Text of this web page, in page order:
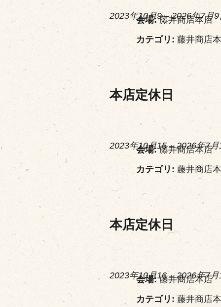
2023年10月9–2026年7月9
会場: 藤井商店本店
カテゴリ: 藤井商店
本店定休日
2023年10月15–2026年7月
会場: 藤井商店本店
カテゴリ: 藤井商店
本店定休日
2023年10月16–2026年7月
会場: 藤井商店本店
カテゴリ: 藤井商店